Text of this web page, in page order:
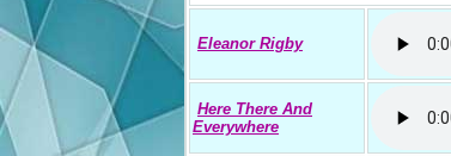
Eleanor Rigby
Here There And
Everywhere